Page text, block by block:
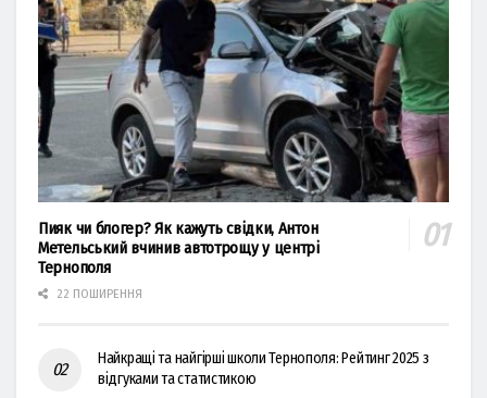
Пияк чи блогер? Як кажуть свідки, Антон
Метельський вчинив автотрощу у центрі
Тернополя
22 ПОШИРЕННЯ
Найкращі та найгірші школи Тернополя: Рейтинг 2025 з
відгуками та статистикою